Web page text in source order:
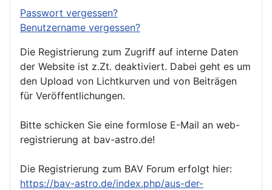
Passwort vergessen?
Benutzername vergessen?
Die Registrierung zum Zugriff auf interne Daten
der Website ist z.Zt. deaktiviert. Dabei geht es um
den Upload von Lichtkurven und von Beiträgen
für Veröffentlichungen.
Bitte schicken Sie eine formlose E-Mail an web-
registrierung at bav-astro.de!
Die Registrierung zum BAV Forum erfolgt hier:
https://bav-astro.de/index.php/aus-der-